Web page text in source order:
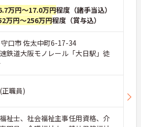
万円～17.0万円程度（諸手当込）
万円～256万円程度（賞与込）
口市 佐太中町6-17-34
鉄道大阪モノレール「大日駅」徒
職員)
祉士、社会福祉主事任用資格、介